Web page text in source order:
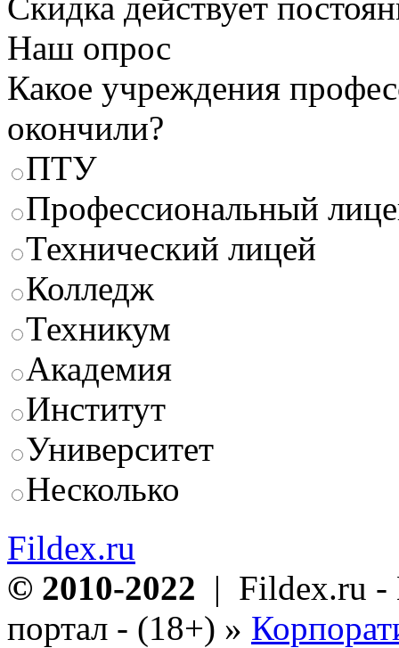
Наш опрос
Какое учреждения
окончили?
ПТУ
Профессиональный
Технический лицей
Колледж
Техникум
Академия
Институт
Университет
Несколько
Fildex.ru
© 2010-2022 | Fildex.ru -
портал - (18+) »